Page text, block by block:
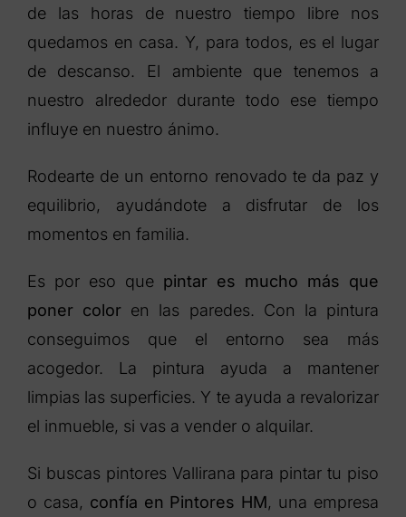
de las horas de nuestro tiempo libre nos
quedamos en casa. Y, para todos, es el lugar
de descanso. El ambiente que tenemos a
nuestro alrededor durante todo ese tiempo
influye en nuestro ánimo.
Rodearte de un entorno renovado te da paz y
equilibrio, ayudándote a disfrutar de los
momentos en familia.
Es por eso que pintar es mucho más que
poner color en las paredes. Con la pintura
conseguimos que el entorno sea más
acogedor. La pintura ayuda a mantener
limpias las superficies. Y te ayuda a revalorizar
el inmueble, si vas a vender o alquilar.
Si buscas pintores Vallirana para pintar tu piso
o casa, confía en Pintores HM, una empresa